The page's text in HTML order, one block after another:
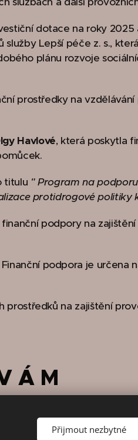
dotace na roky 2025
Lepší péče z. s.,
plánu rozvoje
prostředky na
Havlové, která poskytla
titulu " Program na
protidrogové politiky
podpory na
podpora je určena
na zajištění
Á M
Přijmout nezbytné